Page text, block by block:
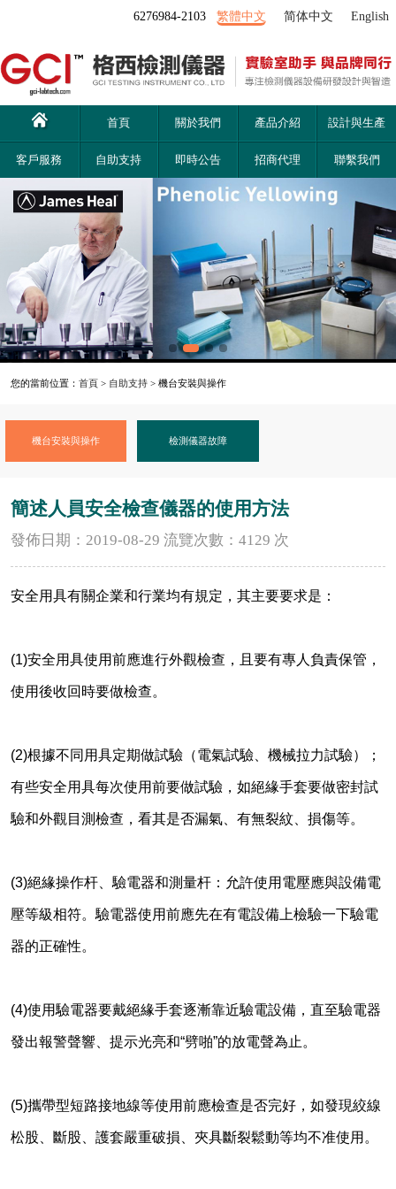
6276984-2103 繁體中文 简体中文 English
首頁 關於我們 產品介紹 設計與生產
客戶服務 自助支持 即時公告 招商代理 聯繫我們
您的當前位置： 首頁> 自助支持> 機台安裝與操作
機台安裝與操作 檢測儀器故障
簡述人員安全檢查儀器的使用方法
發佈日期：2019-08-29 流覽次數：4129 次
安全用具有關企業和行業均有規定，其主要要求是：
(1)安全用具使用前應進行外觀檢查，且要有專人負責保管，
使用後收回時要做檢查。
(2)根據不同用具定期做試驗（電氣試驗、機械拉力試驗）；
有些安全用具每次使用前要做試驗，如絕緣手套要做密封試
驗和外觀目測檢查，看其是否漏氣、有無裂紋、損傷等。
(3)絕緣操作杆、驗電器和測量杆：允許使用電壓應與設備電
壓等級相符。驗電器使用前應先在有電設備上檢驗一下驗電
器的正確性。
(4)使用驗電器要戴絕緣手套逐漸靠近驗電設備，直至驗電器
發出報警聲響、提示光亮和“劈啪”的放電聲為止。
(5)攜帶型短路接地線等使用前應檢查是否完好，如發現絞線
松股、斷股、護套嚴重破損、夾具斷裂鬆動等均不准使用。